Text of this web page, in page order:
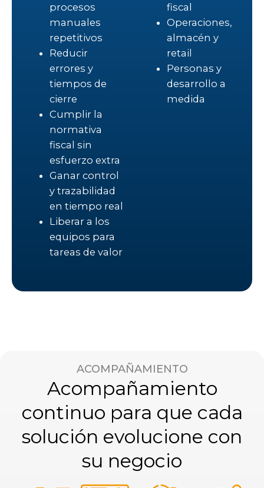
procesos
manuales
repetitivos
Reducir
errores y
tiempos de
cierre
Cumplir la
normativa
fiscal sin
esfuerzo extra
Ganar control
y trazabilidad
en tiempo real
Liberar a los
equipos para
tareas de valor
fiscal
Operaciones,
almacén y
retail
Personas y
desarrollo a
medida
ACOMPAÑAMIENTO
Acompañamiento
continuo para que cada
solución evolucione con
su negocio